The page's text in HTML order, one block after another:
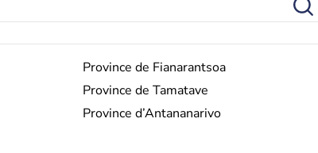
Province de Fianarantsoa
Province de Tamatave
Province d’Antananarivo